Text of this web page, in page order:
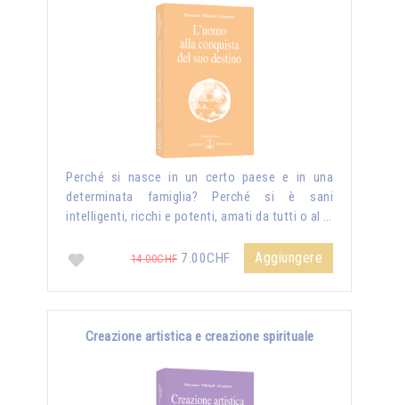
Perché si nasce in un certo paese e in una
determinata famiglia? Perché si è sani
intelligenti, ricchi e potenti, amati da tutti o al …
14.00CHF7.00CHF Aggiungere
Creazione artistica e creazione spirituale